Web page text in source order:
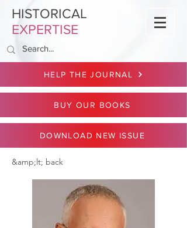
HISTORICAL
EXPERTISE
HELP THE JOURNAL
BUY OUR BOOKS
DOWNLOAD NEW ISSUE
&amp;lt; back